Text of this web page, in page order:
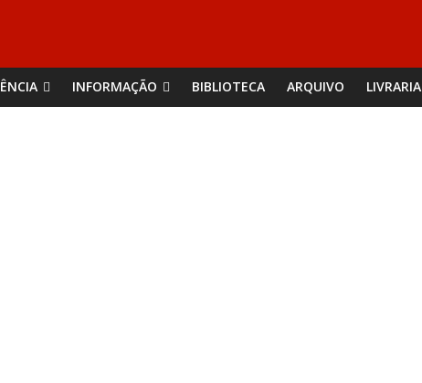
INFORMAÇÃO BIBLIOTECA ARQUIVO LIVRARIA